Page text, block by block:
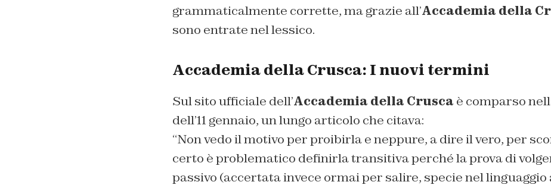
grammaticalmente corrette, ma grazie all’Accademia della
sono entrate nel lessico.
Accademia della Crusca: I nuovi termini
Sul sito ufficiale dell’Accademia della Crusca è comparso
dell’11 gennaio, un lungo articolo che citava:
“Non vedo il motivo per proibirla e neppure, a dire il vero, per
certo è problematico definirla transitiva perché la prova di
passivo (accertata invece ormai per salire, specie nel